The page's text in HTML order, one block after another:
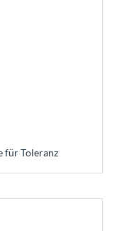
für Toleranz